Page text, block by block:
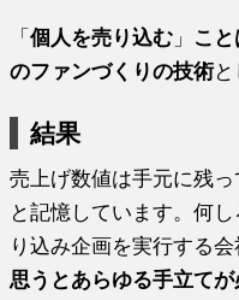
「個人を売り込む 」 こ
のファンづくりの技術と
結果
売上げ数値は手元に残っ
と記憶しています。何
り込み企画を実行する会
思うとあらゆる手立てが